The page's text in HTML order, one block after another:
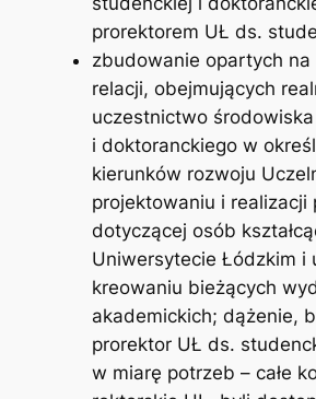
prorektorem UŁ ds.
zbudowanie opartych na
relacji, obejmujących
uczestnictwo
i doktoranckiego w
kierunków rozwoju
projektowaniu i realizacji
dotyczącej osób
Uniwersytecie Łódzkim i
kreowaniu bieżących
akademickich; dążenie,
prorektor UŁ ds.
w miarę potrzeb – całe